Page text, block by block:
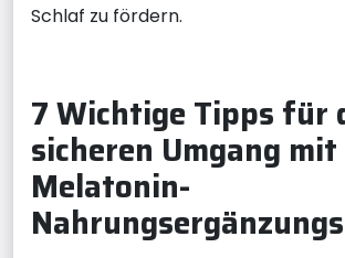
Schlaf zu fördern.
7 Wichtige Tipps für
sicheren Umgang mit
Melatonin-